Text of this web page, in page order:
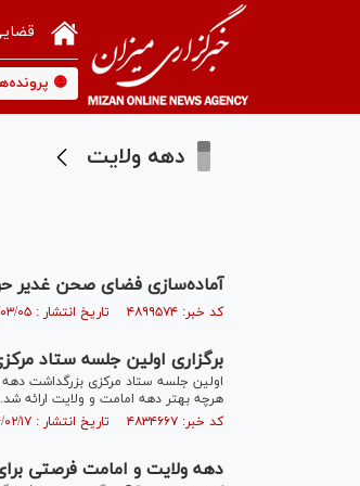
🟡
دهه ولایت
آماده‌سازی فضای صحن غدیر
کد خبر: ۴۸۹۹۵۷۴ تاریخ انتشار : ۱۴۰۵/۰۳/۰۵
برگزاری اولین جلسه ستاد
اولین جلسه ستاد مرکزی بزرگداشت دهه
هرچه بهتر دهه امامت و ولایت ارائه شد.
کد خبر: ۴۸۳۴۶۶۷ تاریخ انتشار : ۱۴۰۴/۰۲/۱۷
دهه ولایت و امامت فرصتی